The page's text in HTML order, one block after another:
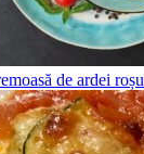
de ardei roșu